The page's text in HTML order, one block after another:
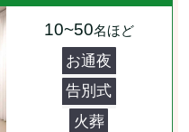
10~50名ほど
お通夜
告別式
火葬